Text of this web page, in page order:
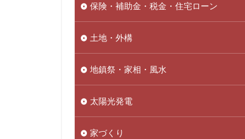
保険・補助金・税金・住宅ローン
土地・外構
地鎮祭・家相・風水
太陽光発電
家づくり